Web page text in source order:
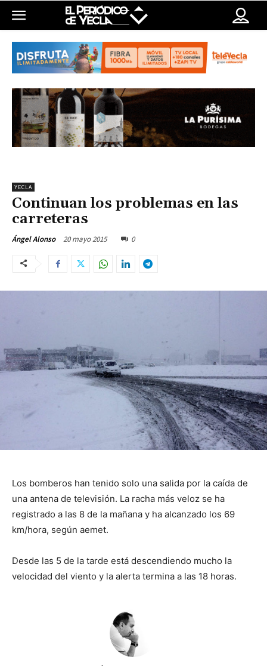
YECLA
Continuan los problemas en las
carreteras
Ángel Alonso 20 mayo 2015 0
Los bomberos han tenido solo una salida por la caída de
una antena de televisión. La racha más veloz se ha
registrado a las 8 de la mañana y ha alcanzado los 69
km/hora, según aemet.
Desde las 5 de la tarde está descendiendo mucho la
velocidad del viento y la alerta termina a las 18 horas.